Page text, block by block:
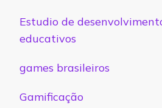
Estudio de
educativos
games brasileiros
Gamificação